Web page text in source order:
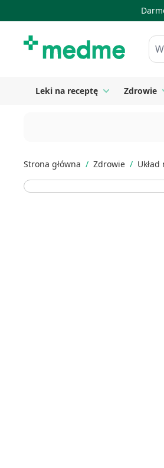
Leki na receptę ToggleZdrowie
Strona główna / Zdrowie /